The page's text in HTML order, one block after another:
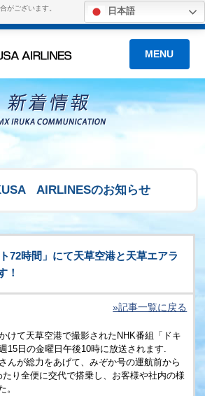
がございます。
日本語
MENU
AIRLINESのお知らせ
72時間」にて天草空港と天草エアラ
！
»記事一覧に戻る
けて天草空港で撮影されたNHK番組「ドキ
15日の金曜日午後10時に放送されます.
んが総力をあげて、みぞか号の運航前から
り全便に交代で搭乗し、お客様や社内の様
。